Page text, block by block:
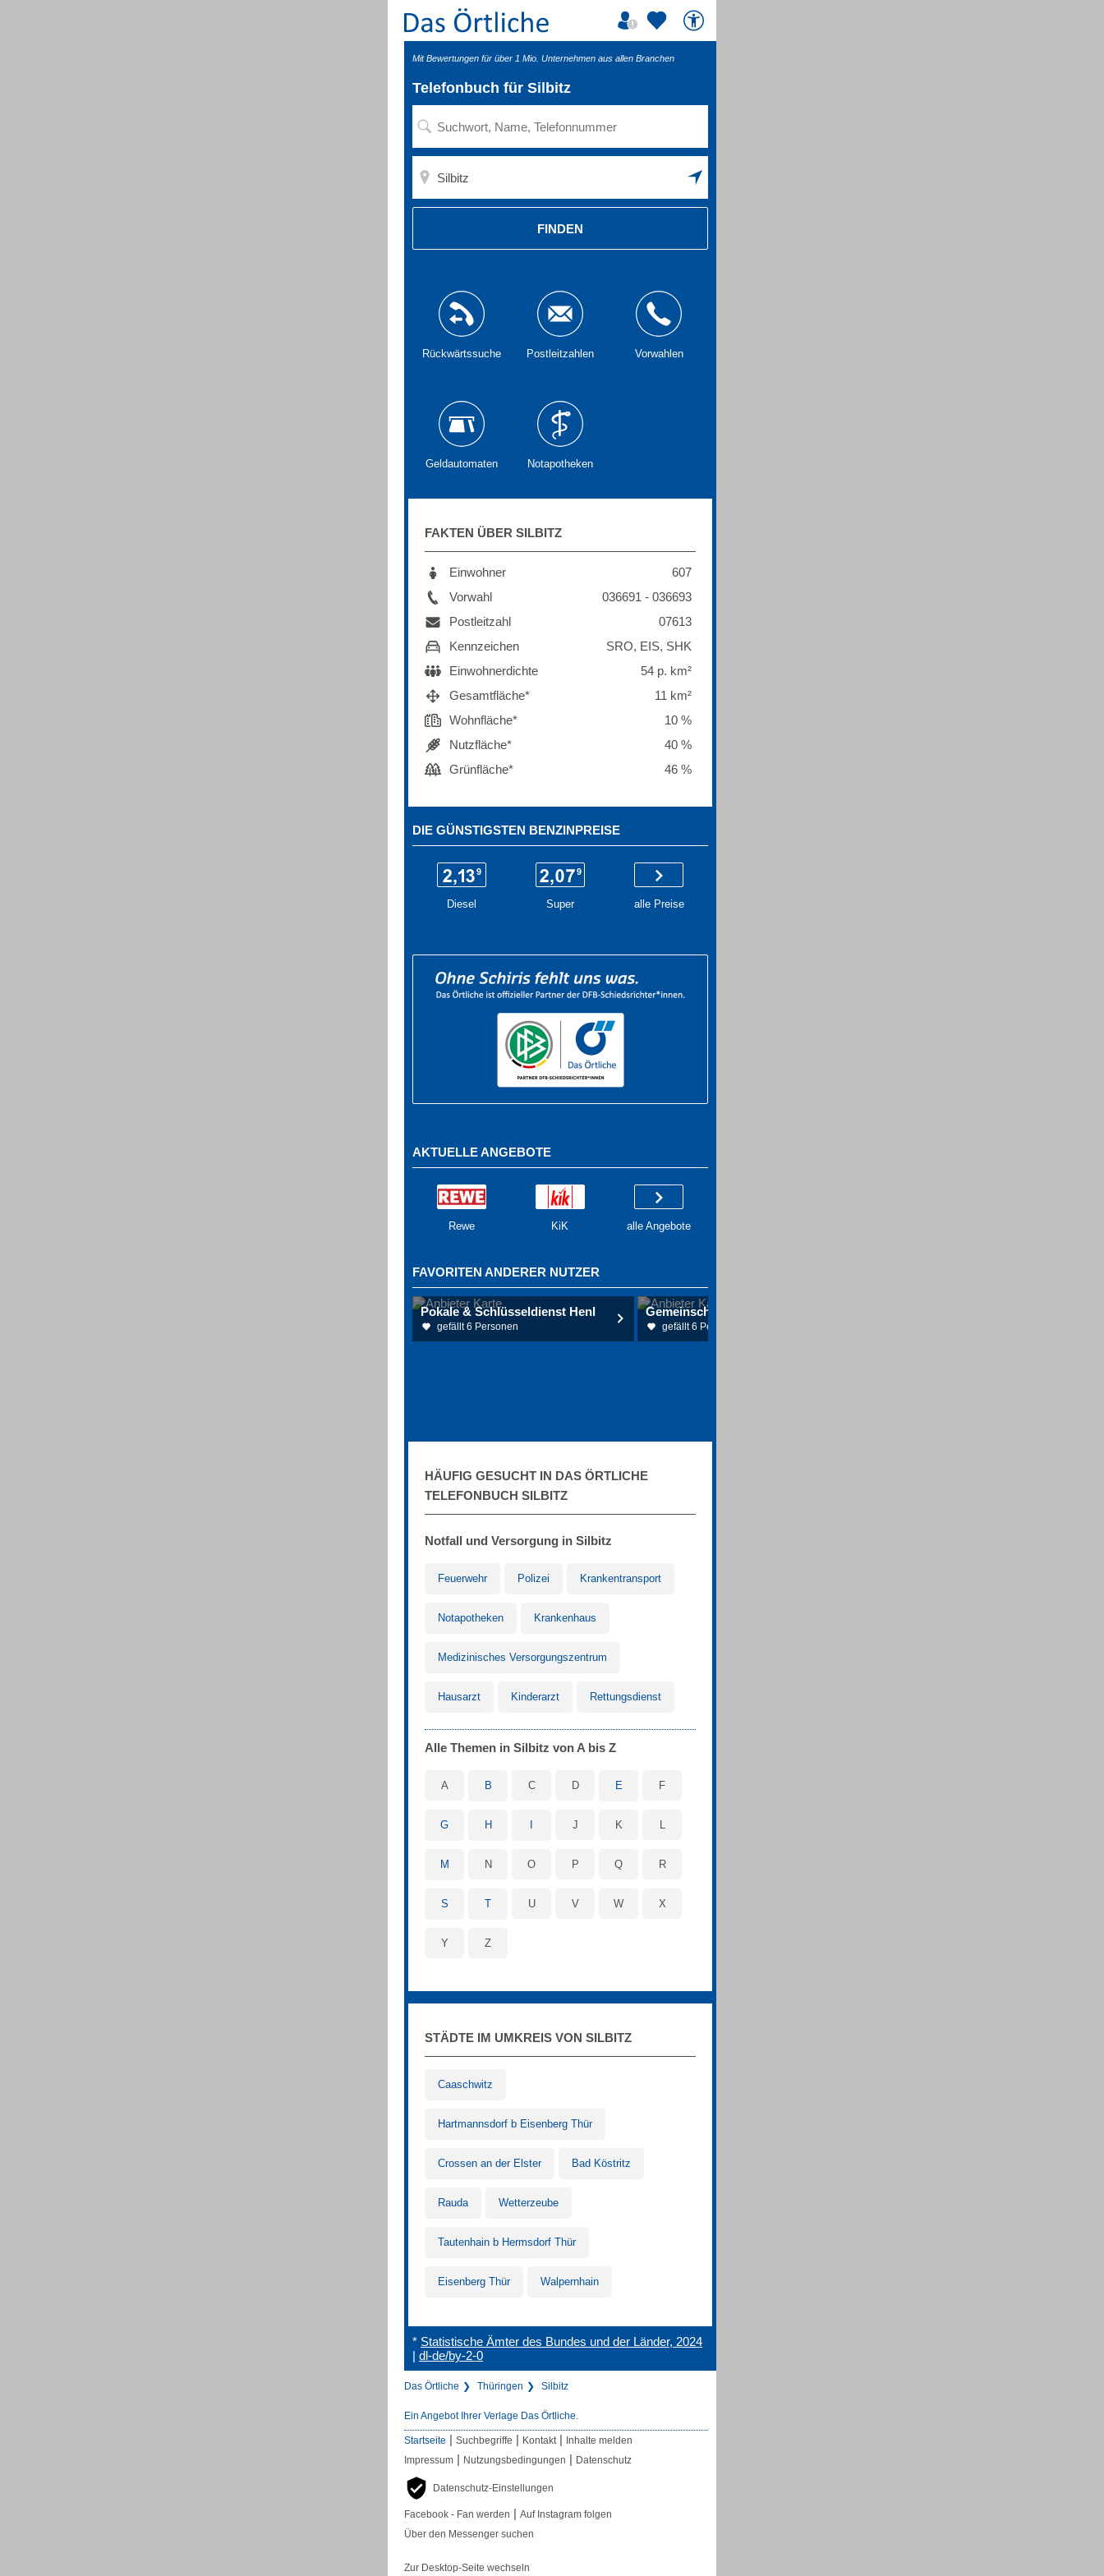
Mit Bewertungen für über 1 Mio. Unternehmen aus allen Branchen
Telefonbuch für Silbitz
FINDEN
Rückwärtssuche Postleitzahlen Vorwahlen
Geldautomaten Notapotheken
FAKTEN ÜBER SILBITZ
Einwohner
607
Vorwahl
036691 - 036693
Postleitzahl
07613
Kennzeichen
SRO, EIS, SHK
Einwohnerdichte
54 p. km²
Gesamtfläche*
11 km²
Wohnfläche*
10 %
Nutzfläche*
40 %
Grünfläche*
46 %
DIE GÜNSTIGSTEN BENZINPREISE
Diesel Super alle Preise
AKTUELLE ANGEBOTE
Rewe KiK alle Angebote
FAVORITEN ANDERER NUTZER
Pokale & Schlüsseldienst Henl
gefällt 6 Personen gefällt 6 Personen
HÄUFIG GESUCHT IN DAS ÖRTLICHE
TELEFONBUCH SILBITZ
Notfall und Versorgung in Silbitz
Feuerwehr Polizei Krankentransport
Notapotheken Krankenhaus
Medizinisches Versorgungszentrum
Hausarzt Kinderarzt Rettungsdienst
Alle Themen in Silbitz von A bis Z
A B C D E F
G H J K L
M N O P Q R
S T U V W X
Y Z
STÄDTE IM UMKREIS VON SILBITZ
Caaschwitz
Hartmannsdorf b Eisenberg Thür
Crossen an der Elster Bad Köstritz
Rauda Wetterzeube
Tautenhain b Hermsdorf Thür
Eisenberg Thür Walpernhain
* Statistische Ämter des Bundes und der Länder, 2024
| dl-de/by-2-0
Das Örtliche Thüringen Silbitz
Ein Angebot Ihrer Verlage Das Örtliche.
Startseite | Suchbegriffe | Kontakt | Inhalte melden
Impressum | Nutzungsbedingungen | Datenschutz
Datenschutz-Einstellungen
Facebook - Fan werden | Auf Instagram folgen
Über den Messenger suchen
Zur Desktop-Seite wechseln